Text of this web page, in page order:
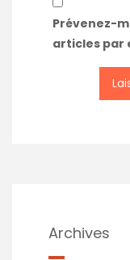
Prévenez-
articles par
Archives